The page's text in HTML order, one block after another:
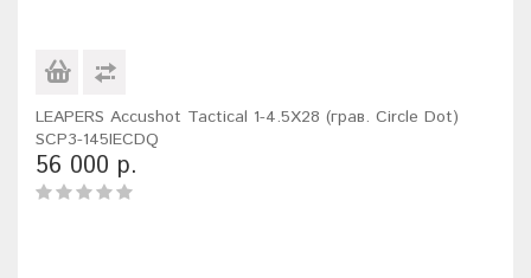
LEAPERS Accushot Tactical 1-4.5X28 (грав. Circle Dot)
SCP3-145IECDQ
56 000 р.